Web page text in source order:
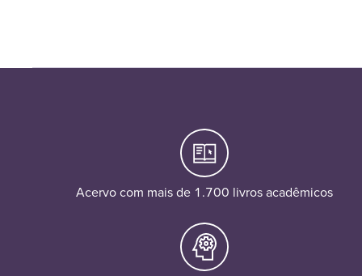
Acervo com mais de 1.700 livros acadêmicos